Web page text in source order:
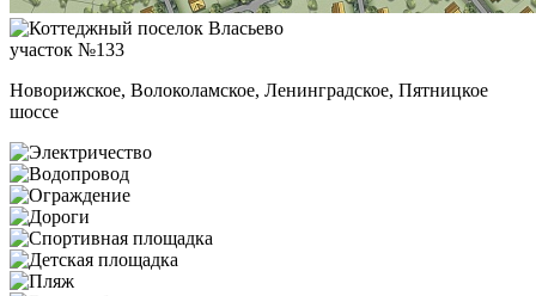
участок №133
Новорижское, Волоколамское, Ленинградское, Пятницкое
шоссе